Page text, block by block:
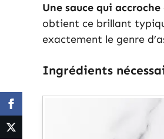
Une sauce qui
obtient ce brillant
exactement le genre
Ingrédients